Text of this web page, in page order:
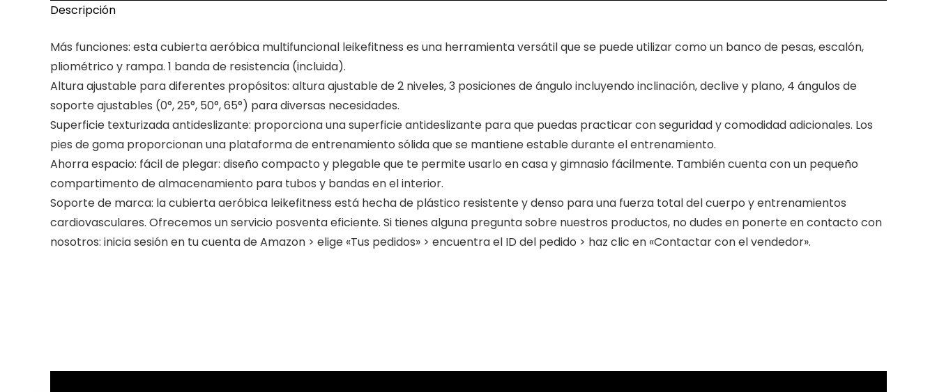
Descripción
Más funciones: esta cubierta aeróbica multifuncional leikefitness es una herramienta versátil que se puede utilizar como un banco de pesas, escalón,
pliométrico y rampa. 1 banda de resistencia (incluida).
Altura ajustable para diferentes propósitos: altura ajustable de 2 niveles, 3 posiciones de ángulo incluyendo inclinación, declive y plano, 4 ángulos de
soporte ajustables (0°, 25°, 50°, 65°) para diversas necesidades.
Superficie texturizada antideslizante: proporciona una superficie antideslizante para que puedas practicar con seguridad y comodidad adicionales. Los
pies de goma proporcionan una plataforma de entrenamiento sólida que se mantiene estable durante el entrenamiento.
Ahorra espacio: fácil de plegar: diseño compacto y plegable que te permite usarlo en casa y gimnasio fácilmente. También cuenta con un pequeño
compartimento de almacenamiento para tubos y bandas en el interior.
Soporte de marca: la cubierta aeróbica leikefitness está hecha de plástico resistente y denso para una fuerza total del cuerpo y entrenamientos
cardiovasculares. Ofrecemos un servicio posventa eficiente. Si tienes alguna pregunta sobre nuestros productos, no dudes en ponerte en contacto con
nosotros: inicia sesión en tu cuenta de Amazon > elige «Tus pedidos» > encuentra el ID del pedido > haz clic en «Contactar con el vendedor».